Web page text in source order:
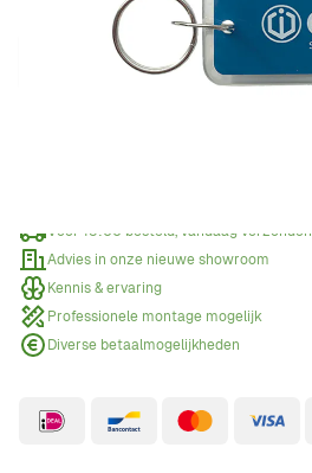
Voor 15:00 besteld, vandaag verzonden
Advies in onze nieuwe showroom
Kennis & ervaring
Professionele montage mogelijk
Diverse betaalmogelijkheden